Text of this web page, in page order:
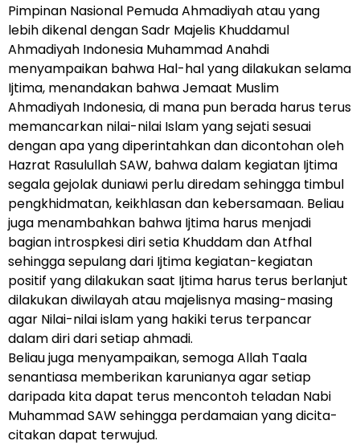
Pimpinan Nasional Pemuda Ahmadiyah atau yang
lebih dikenal dengan Sadr Majelis Khuddamul
Ahmadiyah Indonesia Muhammad Anahdi
menyampaikan bahwa Hal-hal yang dilakukan selama
Ijtima, menandakan bahwa Jemaat Muslim
Ahmadiyah Indonesia, di mana pun berada harus terus
memancarkan nilai-nilai Islam yang sejati sesuai
dengan apa yang diperintahkan dan dicontohan oleh
Hazrat Rasulullah SAW, bahwa dalam kegiatan Ijtima
segala gejolak duniawi perlu diredam sehingga timbul
pengkhidmatan, keikhlasan dan kebersamaan. Beliau
juga menambahkan bahwa Ijtima harus menjadi
bagian introspkesi diri setia Khuddam dan Atfhal
sehingga sepulang dari Ijtima kegiatan-kegiatan
positif yang dilakukan saat Ijtima harus terus berlanjut
dilakukan diwilayah atau majelisnya masing-masing
agar Nilai-nilai islam yang hakiki terus terpancar
dalam diri dari setiap ahmadi.
Beliau juga menyampaikan, semoga Allah Taala
senantiasa memberikan karunianya agar setiap
daripada kita dapat terus mencontoh teladan Nabi
Muhammad SAW sehingga perdamaian yang dicita-
citakan dapat terwujud.